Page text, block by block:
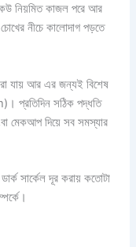
নিয়মিত কাজল পরে আর
নীচে কালোদাগ পড়তে
যায় আর এর জন্যই বিশেষ
প্রতিদিন সঠিক পদ্ধতি
মেকআপ দিয়ে সব সমস্যার
সার্কেল দূর করায় কতোটা